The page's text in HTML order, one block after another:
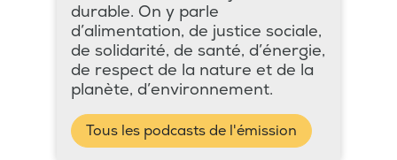
durable. On y parle
d’alimentation, de justice sociale,
de solidarité, de santé, d’énergie,
de respect de la nature et de la
planète, d’environnement.
Tous les podcasts de l'émission